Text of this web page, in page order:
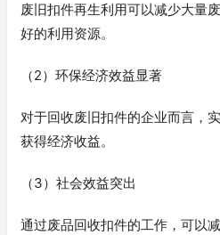
废旧扣件再生利用可以减少大量
好的利用资源。
（2）环保经济效益显著
对于回收废旧扣件的企业而言，
获得经济收益。
（3）社会效益突出
通过废品回收扣件的工作，可以